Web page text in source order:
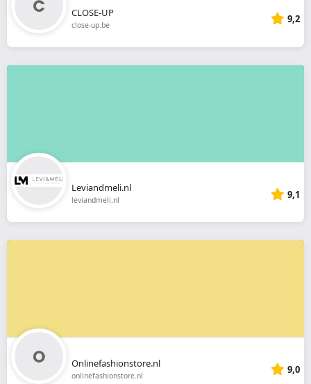
CLOSE-UP
close-up.be 9,2
Leviandmeli.nl
leviandmeli.nl 9,1
Onlinefashionstore.nl
onlinefashionstore.nl 9,0